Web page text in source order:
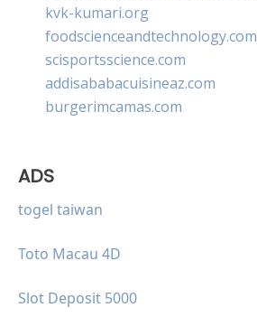
kvk-kumari.org
foodscienceandtechnology.com
scisportsscience.com
addisababacuisineaz.com
burgerimcamas.com
ADS
togel taiwan
Toto Macau 4D
Slot Deposit 5000